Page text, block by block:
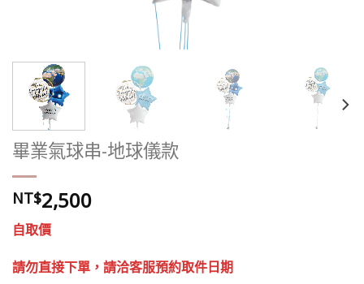
畢業氣球串-地球儀款
NT$2,500
自取價
請勿直接下單，請洽客服預約取件日期